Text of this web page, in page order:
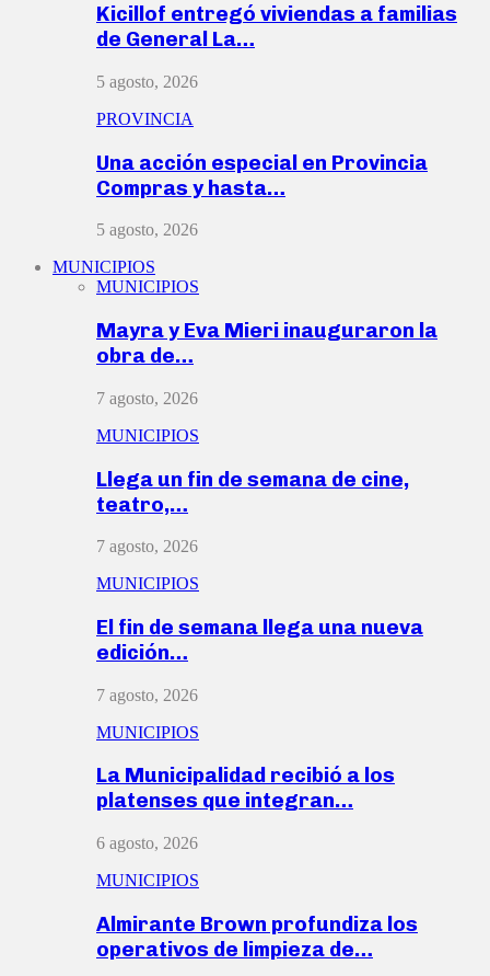
Kicillof entregó viviendas a familias
de General La…
5 agosto, 2026
PROVINCIA
Una acción especial en Provincia
Compras y hasta…
5 agosto, 2026
MUNICIPIOS
MUNICIPIOS
Mayra y Eva Mieri inauguraron la
obra de…
7 agosto, 2026
MUNICIPIOS
Llega un fin de semana de cine,
teatro,…
7 agosto, 2026
MUNICIPIOS
El fin de semana llega una nueva
edición…
7 agosto, 2026
MUNICIPIOS
La Municipalidad recibió a los
platenses que integran…
6 agosto, 2026
MUNICIPIOS
Almirante Brown profundiza los
operativos de limpieza de…